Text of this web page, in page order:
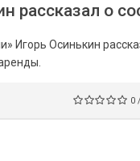
рассказал о
Игорь Осинькин
0